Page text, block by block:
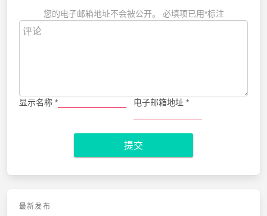
您的电子邮箱地址不会被公开。 必填项已用*标注
显示名称 * 电子邮箱地址 *
提交
最新发布